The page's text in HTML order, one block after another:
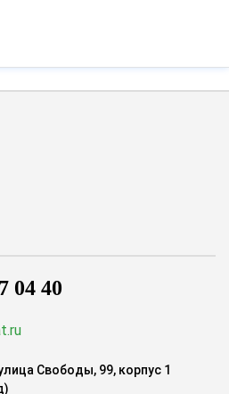
04 40
Свободы, 99, корпус 1